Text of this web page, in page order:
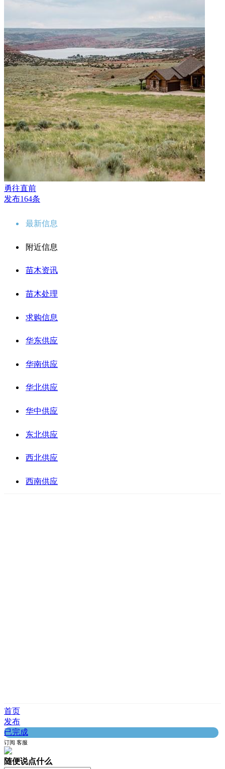
勇往直前
发布164条
最新信息
附近信息
苗木资讯
苗木处理
求购信息
华东供应
华南供应
华北供应
华中供应
东北供应
西北供应
西南供应
首页
发布
已完成
订阅 客服
随便说点什么